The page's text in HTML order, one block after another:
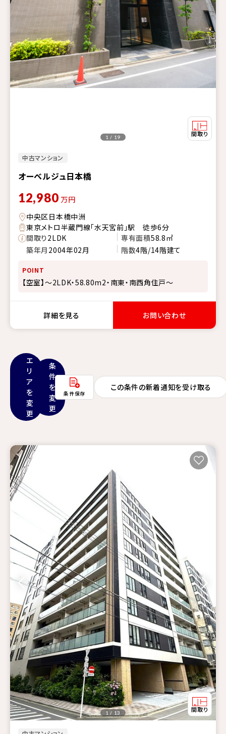
中古マンション
オーベルジュ日本橋
1 / 19
12,980 万円
中央区日本橋中洲
東京メトロ半蔵門線「水天宮前」駅 徒歩6分
間取り2LDK 専有面積58.8㎡
築年月 2004年02月 階数4階/14階建て
POINT
【空室】～2LDK・58.80m2・南東・南西角住戸～
詳細を見る お問い合わせ
エ
リ
ア
を
変
更
条
件
を
変
更
条件保存
この条件の新着通知を受け取る
1 / 13